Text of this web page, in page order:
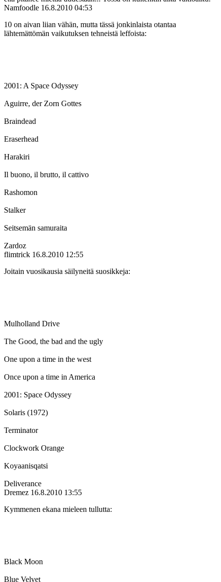
Namfoodle 16.8.2010 04:53
10 on aivan liian vähän, mutta tässä jonkinlaista otantaa
lähtemättömän vaikutuksen tehneistä leffoista:
2001: A Space Odyssey
Aguirre, der Zorn Gottes
Braindead
Eraserhead
Harakiri
Il buono, il brutto, il cattivo
Rashomon
Stalker
Seitsemän samuraita
Zardoz
flimtrick 16.8.2010 12:55
Joitain vuosikausia säilyneitä suosikkeja:
Mulholland Drive
The Good, the bad and the ugly
One upon a time in the west
Once upon a time in America
2001: Space Odyssey
Solaris (1972)
Terminator
Clockwork Orange
Koyaanisqatsi
Deliverance
Dremez 16.8.2010 13:55
Kymmenen ekana mieleen tullutta:
Black Moon
Blue Velvet